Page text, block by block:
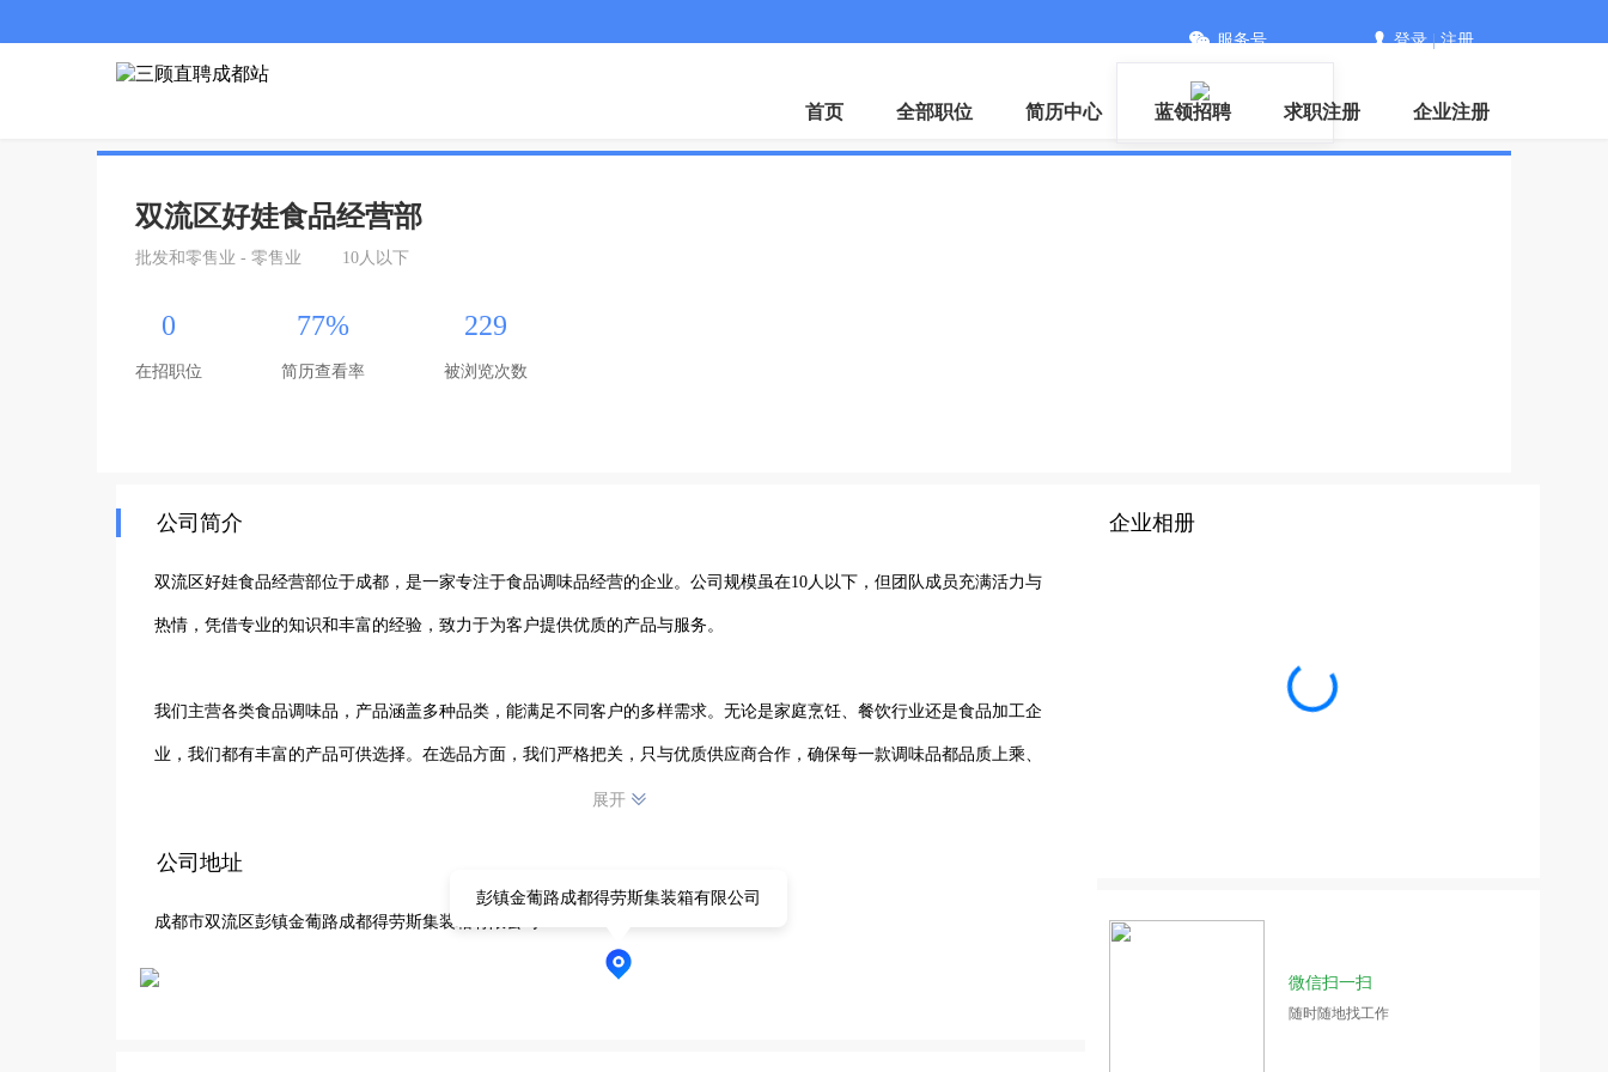
服务号 登录|注册
首页 全部职位 简历中心 蓝领招聘 求职注册 企业注册
双流区好娃食品经营部
批发和零售业 - 零售业 10人以下
0
在招职位
77%
简历查看率
229
被浏览次数
公司简介
双流区好娃食品经营部位于成都，是一家专注于食品调味品经营的企业。公司规模虽在10人以下，但团队成员充满活力与
热情，凭借专业的知识和丰富的经验，致力于为客户提供优质的产品与服务。
我们主营各类食品调味品，产品涵盖多种品类，能满足不同客户的多样需求。无论是家庭烹饪、餐饮行业还是食品加工企
业，我们都有丰富的产品可供选择。在选品方面，我们严格把关，只与优质供应商合作，确保每一款调味品都品质上乘、
安全可靠。从传统的经典口味到新颖的特色风味，我们的产品种类丰富多样，力求为消费者带来丰富的味觉体验。我们以
的客户提供更优质、更丰富的产品，在食品调味品市场中持续发光发热。
展开
公司地址
成都市双流区彭镇金葡路成都得劳斯集装箱有限公司
彭镇金葡路成都得劳斯集装箱有限公司
企业相册
微信扫一扫
随时随地找工作